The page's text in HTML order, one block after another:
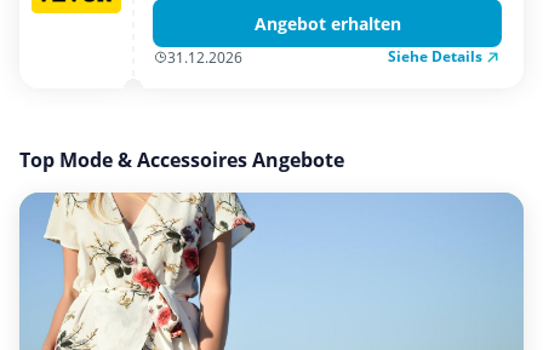
Angebot erhalten
31.12.2026 Siehe Details
Top Mode & Accessoires Angebote